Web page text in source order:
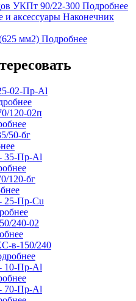
УКПт 90/22-300 Подробнее
мм2) Подробнее